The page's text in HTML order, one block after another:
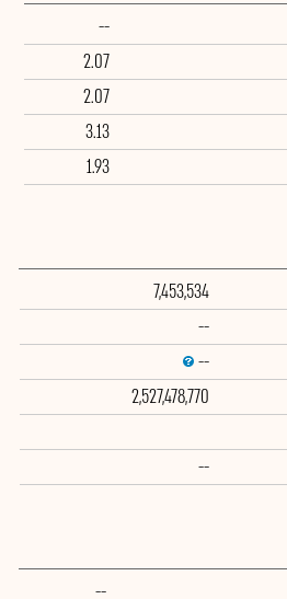
--
2.07
2.07
3.13
1.93
7,453,534
--
--
2,527,478,770
--
--